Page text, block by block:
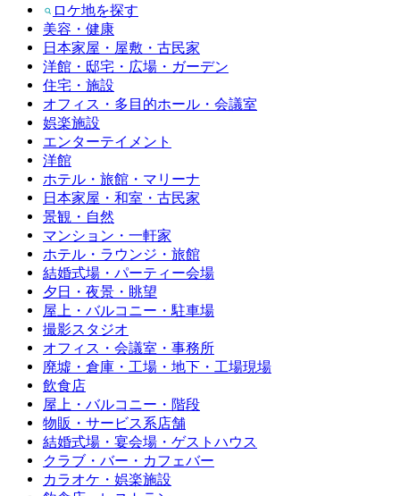
ロケ地を探す
美容・健康
日本家屋・屋敷・古民家
洋館・邸宅・広場・ガーデン
住宅・施設
オフィス・多目的ホール・会議室
娯楽施設
エンターテイメント
洋館
ホテル・旅館・マリーナ
日本家屋・和室・古民家
景観・自然
マンション・一軒家
ホテル・ラウンジ・旅館
結婚式場・パーティー会場
夕日・夜景・眺望
屋上・バルコニー・駐車場
撮影スタジオ
オフィス・会議室・事務所
廃墟・倉庫・工場・地下・工場現場
飲食店
屋上・バルコニー・階段
物販・サービス系店舗
結婚式場・宴会場・ゲストハウス
クラブ・バー・カフェバー
カラオケ・娯楽施設